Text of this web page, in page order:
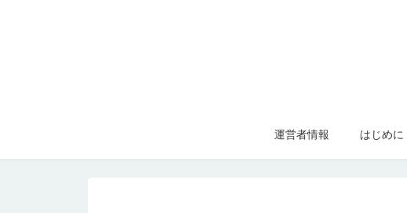
運営者情報 はじめに